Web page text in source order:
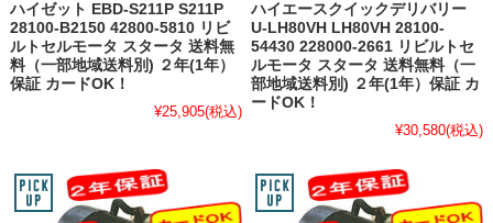
ハイゼット EBD-S211P S211P
28100-B2150 42800-5810 リビ
ルトセルモータ スタータ 送料無
料（一部地域送料別) ２年(1年）
保証 カードOK！
¥25,905(税込)
ハイエースクイックデリバリー
U-LH80VH LH80VH 28100-
54430 228000-2661 リビルトセ
ルモータ スタータ 送料無料（一
部地域送料別) ２年(1年）保証 カ
ードOK！
¥30,580(税込)